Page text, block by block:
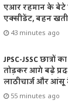
एआर रहमान के बेटे
एक्सीडेंट, बहन
43 minutes ago
JPSC-JSSC
तोड़कर आगे बढ़े
लाठीचार्ज और
55 minutes ago